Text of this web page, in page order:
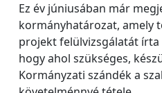
Ez év júniusában már
kormányhatározat, amely
projekt felülvizsgálatát
hogy ahol szükséges,
Kormányzati szándék a